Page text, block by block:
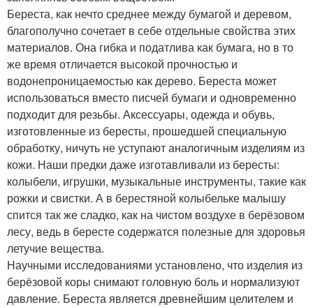
Береста, как нечто среднее между бумагой и деревом,
благополучно сочетает в себе отдельные свойства этих
материалов. Она гибка и податлива как бумага, но в то
же время отличается высокой прочностью и
водонепроницаемостью как дерево. Береста может
использоваться вместо писчей бумаги и одновременно
подходит для резьбы. Аксессуары, одежда и обувь,
изготовленные из бересты, прошедшей специальную
обработку, ничуть не уступают аналогичным изделиям из
кожи. Наши предки даже изготавливали из бересты:
колыбели, игрушки, музыкальные инструменты, такие как
рожки и свистки. А в берестяной колыбельке малышу
спится так же сладко, как на чистом воздухе в берёзовом
лесу, ведь в бересте содержатся полезные для здоровья
летучие вещества.
Научными исследованиями установлено, что изделия из
берёзовой коры снимают головную боль и нормализуют
давление. Береста является древнейшим целителем и